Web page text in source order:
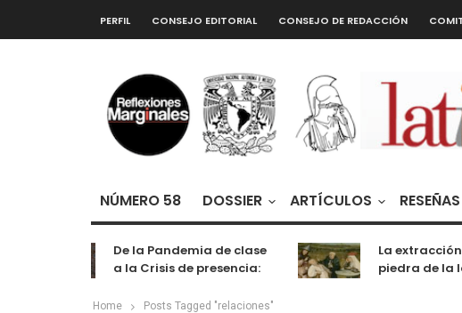
PERFIL CONSEJO EDITORIAL CONSEJO DE REDACCIÓN
NÚMERO 58 DOSSIER ARTÍCULOS RESEÑAS
De la Pandemia de clase
a la Crisis de presencia:
entretenimiento
La extracción
piedra de la
Home Posts Tagged "relaciones"